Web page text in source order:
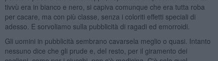
tivvù era in bianco e nero, si capiva comunque che era tutta roba
per cacare, ma con più classe, senza i coloriti effetti speciali di
adesso. E sorvoliamo sulla pubblicità di ragadi ed emorroidi.
Gli uomini in pubblicità sembrano cavarsela meglio o quasi. Intanto
nessuno dice che gli prude e, del resto, per il giramento dei